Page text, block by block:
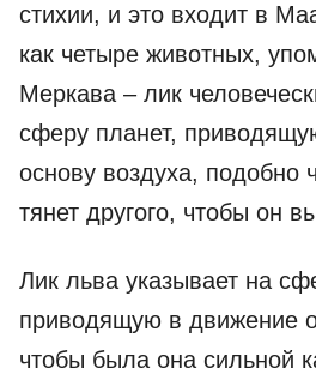
стихии, и это входит в
как четыре животных,
Меркава – лик
сферу планет,
основу воздуха, подобно
тянет другого, чтобы он
Лик льва указывает на
приводящую в движение
чтобы была она сильной